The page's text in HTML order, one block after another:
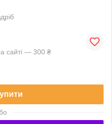
сайті — 300 ₴